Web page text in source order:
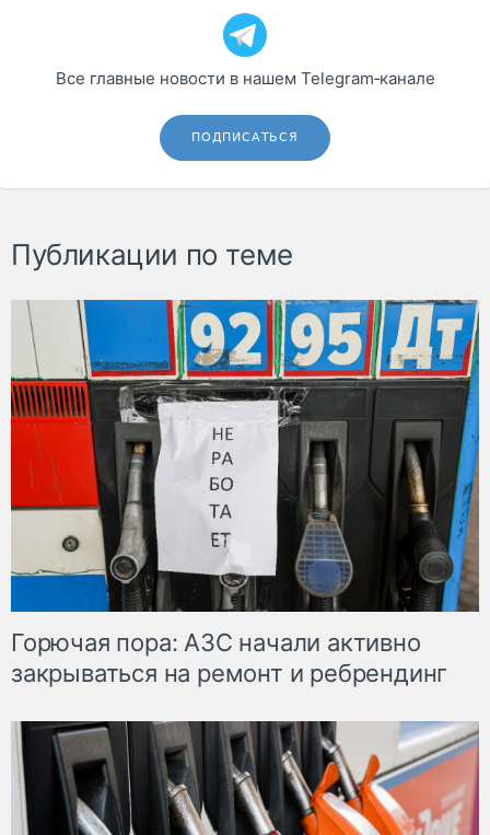
Все главные новости в нашем Telegram‑канале
ПОДПИСАТЬСЯ
Публикации по теме
Горючая пора: АЗС начали активно
закрываться на ремонт и ребрендинг